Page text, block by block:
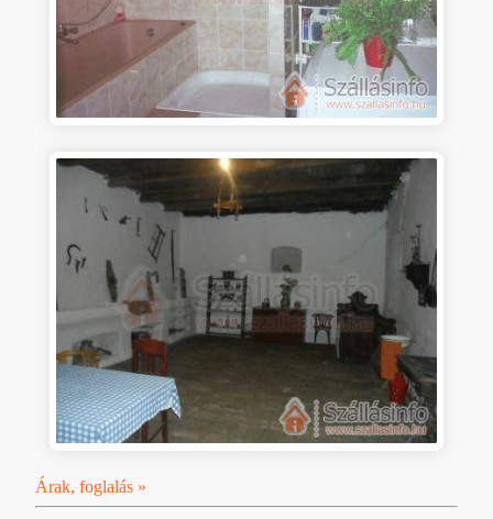
Árak, foglalás »